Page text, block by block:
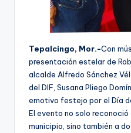
Tepalcingo, Mor.-Con
presentación estelar de
alcalde Alfredo Sánchez
del DIF, Susana Pliego
emotivo festejo por el Día
El evento no solo reconoció
municipio, sino también a